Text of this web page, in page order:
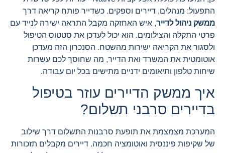
התפעול: מנהלים, דיירים וספקים. כשדייר פותח קריאה דרך
ממשק ניהול לדייר, איש האחזקה מקבל התראה ישירה לנייד עם
פרטי התקלה והצילומים. הוא יכול לעדכן את סטטוס הטיפול
ולסגור את הקריאה ישירות מהשטח. הסנכרון הזה מעדכן
אוטומטית את המשרד ואת הדייר, מה שחוסך לכם עשרות
שיחות טלפון ותיאומים ידניים מתישים בכל יום עבודה.
איך ממשק הדיירים עוזר בטיפול
בדיירים סרבני תשלום?
המערכת מצמצמת את תופעת סרבנות התשלום דרך שילוב
של שקיפות פיננסית ואוטומציה חכמה. דיירים מקבלים תזכורות